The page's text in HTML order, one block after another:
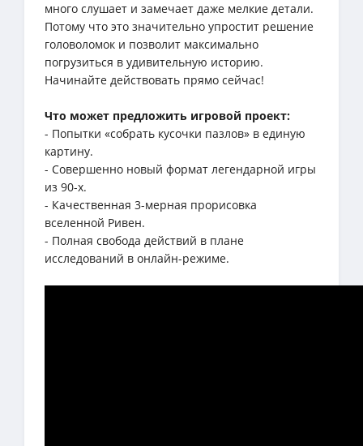
много слушает и замечает даже мелкие детали.
Потому что это значительно упростит решение
головоломок и позволит максимально
погрузиться в удивительную историю.
Начинайте действовать прямо сейчас!
Что может предложить игровой проект:
- Попытки «собрать кусочки пазлов» в единую
картину.
- Совершенно новый формат легендарной игры
из 90-х.
- Качественная 3-мерная прорисовка
вселенной Ривен.
- Полная свобода действий в плане
исследований в онлайн-режиме.